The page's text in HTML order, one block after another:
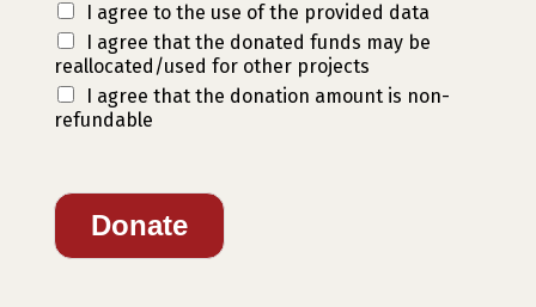
I agree to the use of the provided data
I agree that the donated funds may be
reallocated/used for other projects
I agree that the donation amount is non-
refundable
Donate